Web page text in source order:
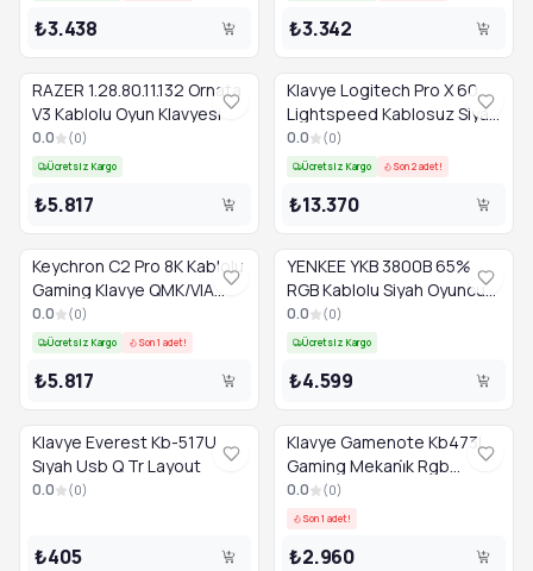
₺3.438 ₺3.342
RAZER 1.28.80.11.132 Ornata
V3 Kablolu Oyun Klavyesi
0.0 (0)
Ücretsiz Kargo
₺5.817
Klavye Logitech Pro X 60
Lightspeed Kablosuz Siyah
Gaming 920-011913
0.0 (0)
Ücretsiz Kargo Son 2 adet!
₺13.370
Keychron C2 Pro 8K Kablolu
Gaming Klavye QMK/VIA
C2PX-M3 US Gri
0.0 (0)
Ücretsiz Kargo Son 1 adet!
₺5.817
YENKEE YKB 3800B 65%
RGB Kablolu Siyah Oyuncu
Klavyesi
0.0 (0)
Ücretsiz Kargo
₺4.599
Klavye Everest Kb-517U
Sıyah Usb Q Tr Layout
0.0 (0)
₺405
Klavye Gamenote Kb473L
Gaming Mekani̇k Rgb
Klavye Tr Layout
0.0 (0)
Son 1 adet!
₺2.960